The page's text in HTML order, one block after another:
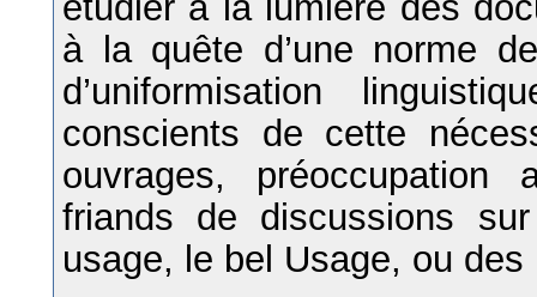
à la quête d’une norme
d’uniformisation
conscients de cette
ouvrages, préoccupation
friands de discussions
usage, le bel Usage, ou